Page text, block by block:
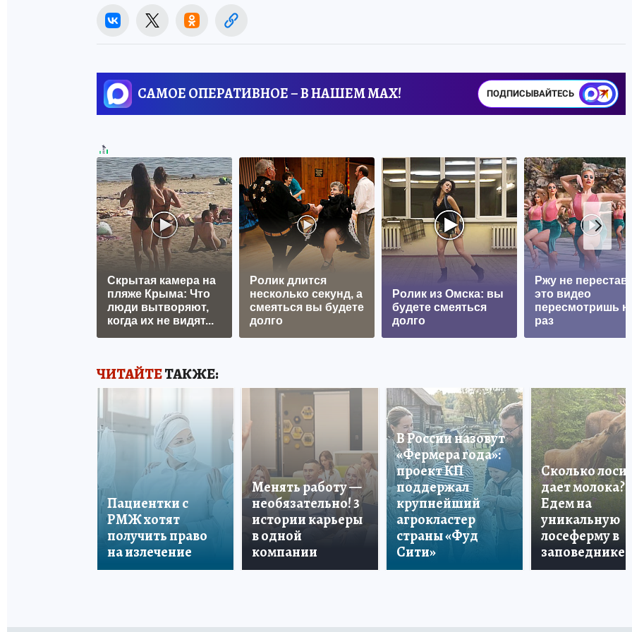
САМОЕ ОПЕРАТИВНОЕ – В НАШЕМ MAX! ПОДПИСЫВАЙТЕСЬ
Скрытая камера на
пляже Крыма: Что
люди вытворяют,
когда их не видят...
Ролик длится
несколько секунд, а
смеяться вы будете
долго
Ролик из Омска: вы
будете смеяться
долго
Ржу не
это видео
пересмотришь не
раз
ЧИТАЙТЕТАКЖЕ:
Пациентки с
РМЖ хотят
получить право
на излечение
Менять работу —
необязательно! 3
истории карьеры
в одной
компании
В России назовут
«Фермера года»:
проект КП
поддержал
крупнейший
агрокластер
страны «Фуд
Сити»
Сколько лосиха
дает молока?
Едем на
уникальную
лосеферму в
заповеднике!